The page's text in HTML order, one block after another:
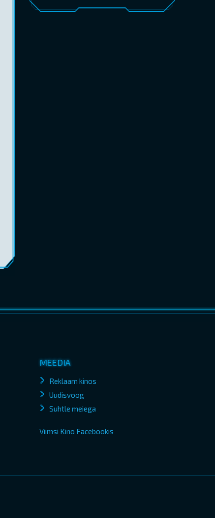
MEEDIA
Reklaam kinos
Uudisvoog
Suhtle meiega
Viimsi Kino Facebookis